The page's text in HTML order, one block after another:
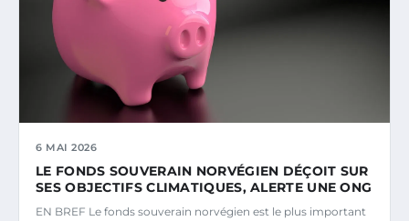
6 MAI 2026
LE FONDS SOUVERAIN NORVÉGIEN DÉÇOIT SUR
SES OBJECTIFS CLIMATIQUES, ALERTE UNE ONG
EN BREF Le fonds souverain norvégien est le plus important